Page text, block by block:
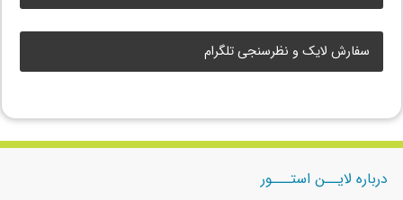
سفارش لایک و نظرسنجی تلگرام